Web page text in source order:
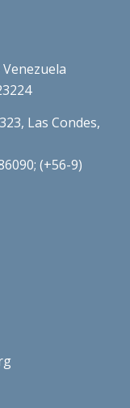
Las Condes,
(+56-9)